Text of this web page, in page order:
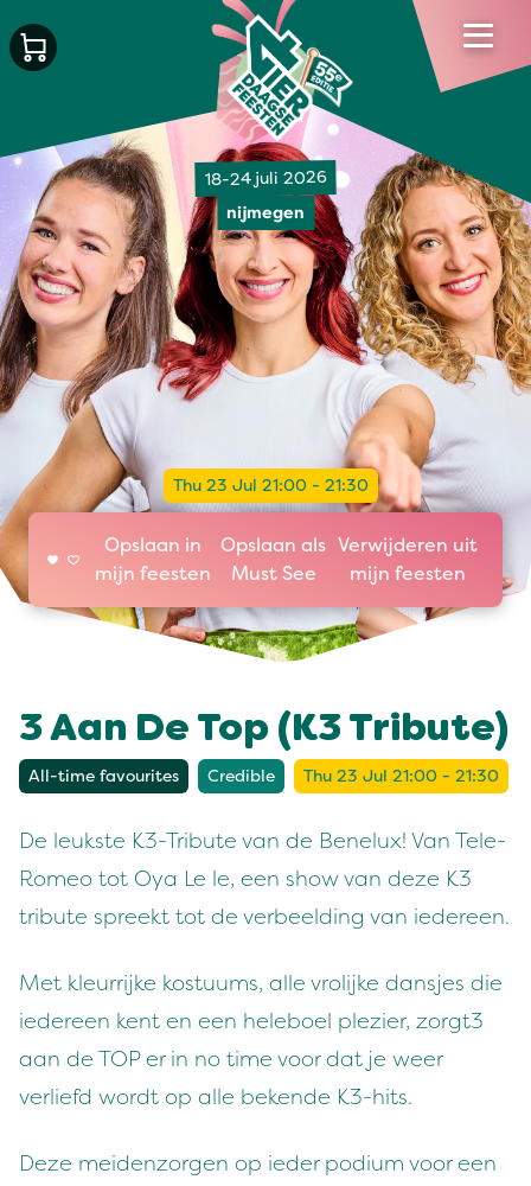
18-24 juli 2026
nijmegen
Thu 23 Jul 21:00 - 21:30
Opslaan in
mijn feesten
Opslaan als
Must See
Verwijderen uit
mijn feesten
3 Aan De Top (K3 Tribute)
All-time favourites Credible Thu 23 Jul 21:00 - 21:30
De leukste K3-Tribute van de Benelux! Van Tele-
Romeo tot Oya Le le, een show van deze K3
tribute spreekt tot de verbeelding van iedereen.
Met kleurrijke kostuums, alle vrolijke dansjes die
iedereen kent en een heleboel plezier, zorgt3
aan de TOP er in no time voor dat je weer
verliefd wordt op alle bekende K3-hits.
Deze meidenzorgen op ieder podium voor een